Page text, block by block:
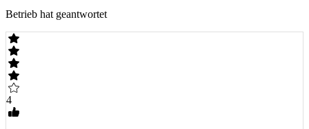
Betrieb hat geantwortet
4